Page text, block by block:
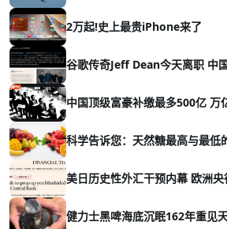
2万起!史上最贵iPhone来了
谷歌传奇Jeff Dean今天离职 中
中国顶级富豪补缴最多500亿 万
科学告诉您：天然糖最高与最低
美日历史性外汇干预内幕 欧洲央
健力士黑啤海底沉眠162年重见